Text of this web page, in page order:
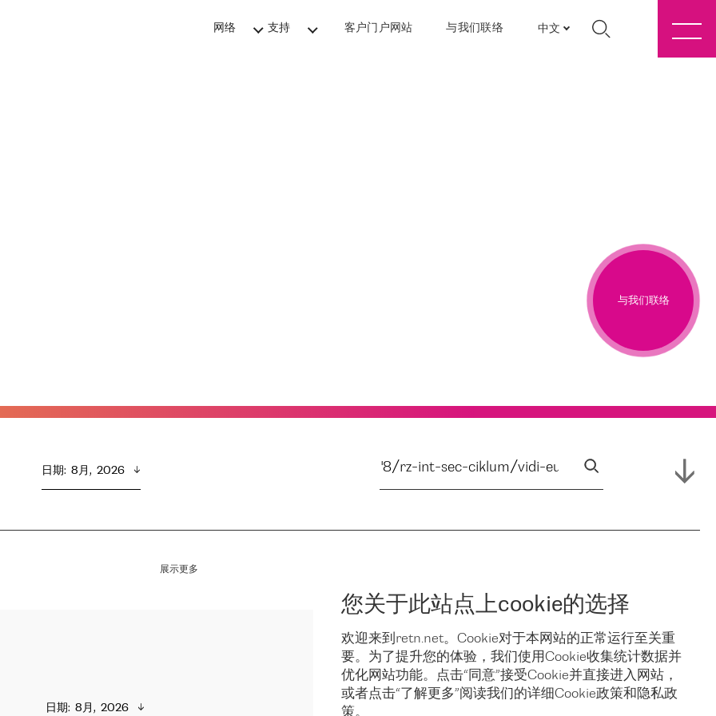
网络 支持 客户门户网站 与我们联络 中文
您关于此站点上cookie的选择
欢迎来到retn.net。Cookie对于本网站的正常运行至关重
要。为了提升您的体验，我们使用Cookie收集统计数据并
优化网站功能。点击“同意”接受Cookie并直接进入网站，
或者点击“了解更多”阅读我们的详细Cookie政策和隐私政
策。
与我们联络
日期: 8月,  2026
展示更多
日期: 8月,  2026